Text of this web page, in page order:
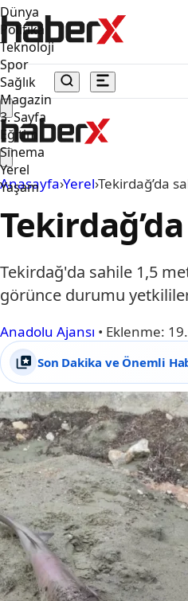
Dünya
Politika
Teknoloji
Spor
Sağlık
Magazin
3. Sayfa
Eğitim
Sinema
Yerel
Yaşam
Anasayfa›Yerel›Tekirdağ’da
Tekirdağ'da sahile 1,5
görünce durumu
Anadolu Ajansı • Eklenme:
Son Dakika ve Önemli